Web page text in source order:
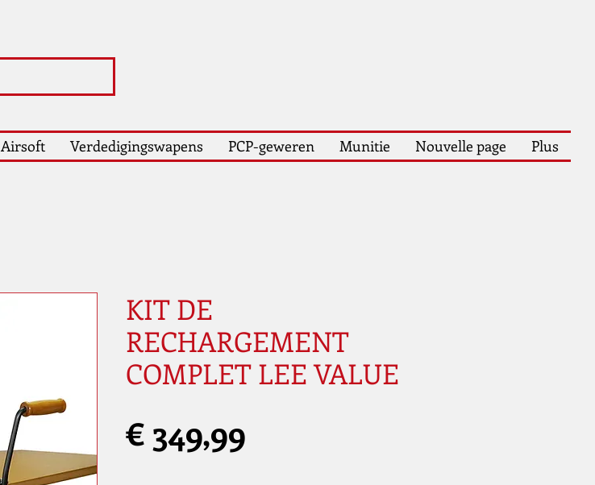
Airsoft Verdedigingswapens PCP-geweren Munitie Nouvelle page Plus
KIT DE
RECHARGEMENT
COMPLET LEE VALUE
€ 349,99